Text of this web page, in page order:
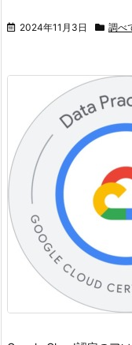
2024年11月3日 調べ